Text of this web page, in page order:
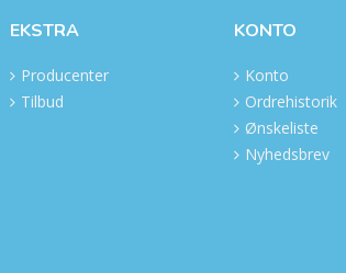
EKSTRA
Producenter
Tilbud
KONTO
Konto
Ordrehistorik
Ønskeliste
Nyhedsbrev